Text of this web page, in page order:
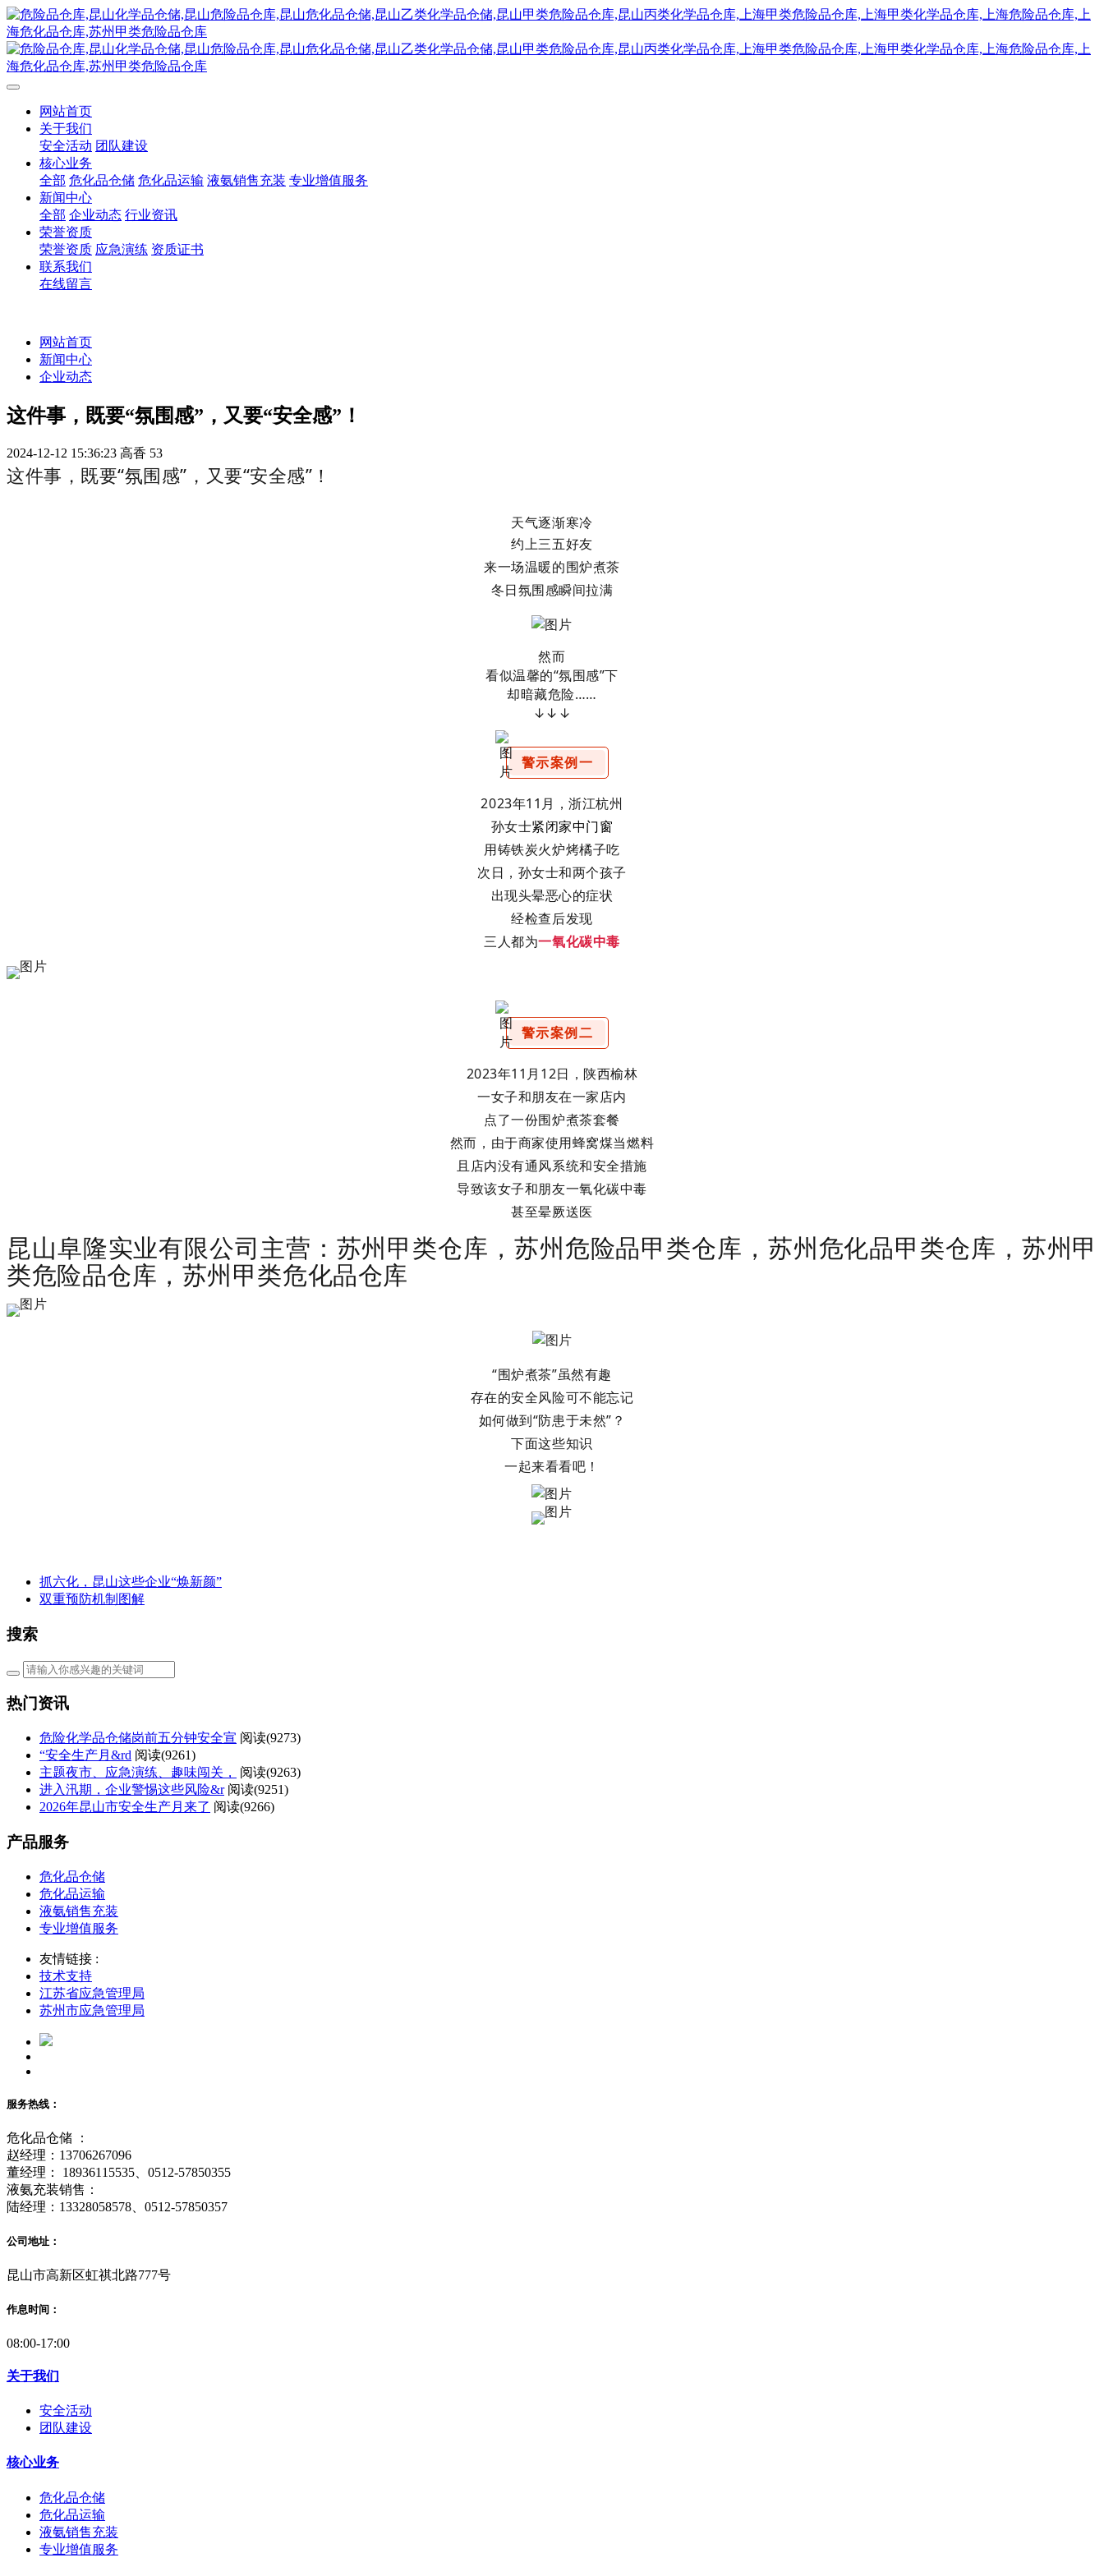
网站首页
关于我们
安全活动 团队建设
核心业务
全部 危化品仓储 危化品运输 液氨销售充装 专业增值服务
新闻中心
全部 企业动态 行业资讯
荣誉资质
荣誉资质 应急演练 资质证书
联系我们
在线留言
网站首页
新闻中心
企业动态
这件事，既要“氛围感”，又要“安全感”！
2024-12-12 15:36:23 高香 53
这件事，既要“氛围感”，又要“安全感”！
天气逐渐寒冷
约上三五好友
来一场温暖的围炉煮茶
冬日氛围感瞬间拉满
然而
看似温馨的“氛围感”下
却暗藏危险……
↓↓↓
警示案例一
2023年11月，浙江杭州
孙女士紧闭家中门窗
用铸铁炭火炉烤橘子吃
次日，孙女士和两个孩子
出现头晕恶心的症状
经检查后发现
三人都为一氧化碳中毒
警示案例二
2023年11月12日，陕西榆林
一女子和朋友在一家店内
点了一份围炉煮茶套餐
然而，由于商家使用蜂窝煤当燃料
且店内没有通风系统和安全措施
导致该女子和朋友一氧化碳中毒
甚至晕厥送医
昆山阜隆实业有限公司主营：苏州甲类仓库，苏州危险品甲类仓库，苏州危化品甲类仓库，苏州甲
类危险品仓库，苏州甲类危化品仓库
“围炉煮茶”虽然有趣
存在的安全风险可不能忘记
如何做到“防患于未然”？
下面这些知识
一起来看看吧！
抓六化，昆山这些企业“焕新颜”
双重预防机制图解
搜索
热门资讯
危险化学品仓储岗前五分钟安全宣 阅读(9273)
“安全生产月&rd 阅读(9261)
主题夜市、应急演练、趣味闯关，
阅读(9263)
进入汛期，企业警惕这些风险&r 阅读(9251)
2026年昆山市安全生产月来了 阅读(9266)
产品服务
危化品仓储
危化品运输
液氨销售充装
专业增值服务
友情链接 :
技术支持
江苏省应急管理局
苏州市应急管理局
服务热线：
危化品仓储 ：
赵经理：13706267096
董经理： 18936115535、0512-57850355
液氨充装销售：
陆经理：13328058578、0512-57850357
公司地址：
昆山市高新区虹祺北路777号
作息时间：
08:00-17:00
关于我们
安全活动
团队建设
核心业务
危化品仓储
危化品运输
液氨销售充装
专业增值服务